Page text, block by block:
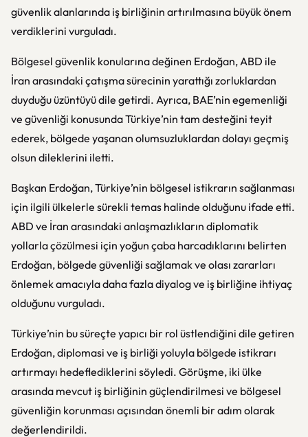
güvenlik alanlarında iş birliğinin artırılmasına büyük önem
verdiklerini vurguladı.
Bölgesel güvenlik konularına değinen Erdoğan, ABD ile
İran arasındaki çatışma sürecinin yarattığı zorluklardan
duyduğu üzüntüyü dile getirdi. Ayrıca, BAE’nin egemenliği
ve güvenliği konusunda Türkiye’nin tam desteğini teyit
ederek, bölgede yaşanan olumsuzluklardan dolayı geçmiş
olsun dileklerini iletti.
Başkan Erdoğan, Türkiye’nin bölgesel istikrarın sağlanması
için ilgili ülkelerle sürekli temas halinde olduğunu ifade etti.
ABD ve İran arasındaki anlaşmazlıkların diplomatik
yollarla çözülmesi için yoğun çaba harcadıklarını belirten
Erdoğan, bölgede güvenliği sağlamak ve olası zararları
önlemek amacıyla daha fazla diyalog ve iş birliğine ihtiyaç
olduğunu vurguladı.
Türkiye’nin bu süreçte yapıcı bir rol üstlendiğini dile getiren
Erdoğan, diplomasi ve iş birliği yoluyla bölgede istikrarı
artırmayı hedeflediklerini söyledi. Görüşme, iki ülke
arasında mevcut iş birliğinin güçlendirilmesi ve bölgesel
güvenliğin korunması açısından önemli bir adım olarak
değerlendirildi.